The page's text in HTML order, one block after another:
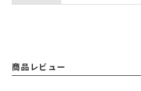
商品レビュー